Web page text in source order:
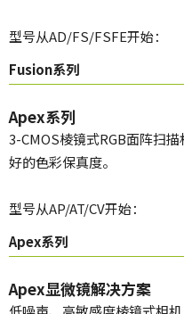
型号从AD/FS/FSFE开始：
Fusion系列
Apex系列
3-CMOS棱镜式RGB面阵扫
好的色彩保真度。
型号从AP/AT/CV开始：
Apex系列
Apex显微镜解决方案